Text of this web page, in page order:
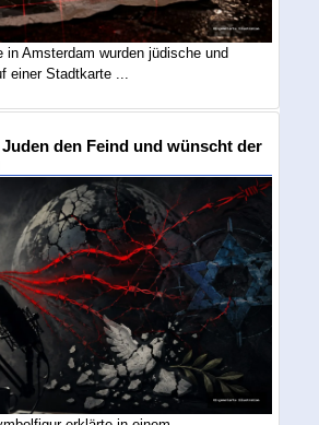
in Amsterdam wurden jüdische und
einer Stadtkarte ...
den Feind und wünscht der